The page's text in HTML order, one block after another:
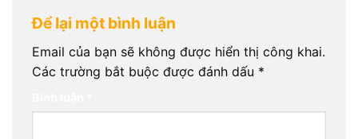
Để lại một bình luận
Email của bạn sẽ không được hiển thị công khai.
Các trường bắt buộc được đánh dấu *